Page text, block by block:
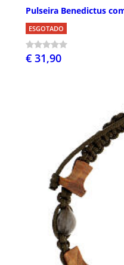
Pulseira Benedictus
ESGOTADO
€ 31,90